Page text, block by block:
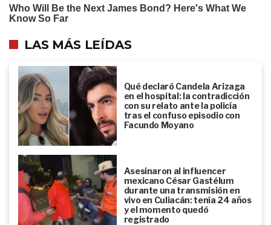
LAS MÁS LEÍDAS
Qué declaró Candela Arizaga
en el hospital: la contradicción
con su relato ante la policía
tras el confuso episodio con
Facundo Moyano
Asesinaron al influencer
mexicano César Gastélum
durante una transmisión en
vivo en Culiacán: tenía 24 años
y el momento quedó
registrado